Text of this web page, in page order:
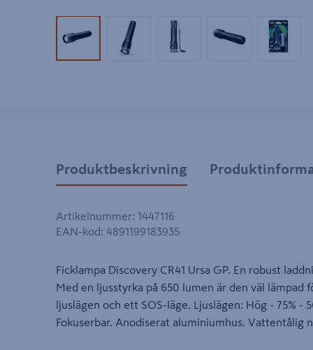
Produktbild 1Produktbild 2Produktbild 3Produktbild 4
Produktbeskrivning
Artikelnummer: 1447116
EAN-kod: 4891199183935
Ficklampa Discovery CR41 Ursa GP. En robust
Med en ljusstyrka på 650 lumen är den väl lämpad
ljuslägen och ett SOS-läge. Ljuslägen: Hög - 75% -
Fokuserbar. Anodiserat aluminiumhus. Vattentålig